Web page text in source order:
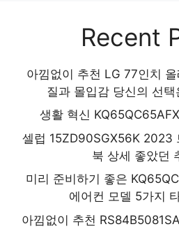
Recent
아낌없이 추천 LG 77인치
질과 몰입감 당신의 선
생활 혁신
셀럽 15ZD90SGX56K 2023
북 상세 좋았던
미리 준비하기 좋은
에어컨 모델 5가지
아낌없이 추천